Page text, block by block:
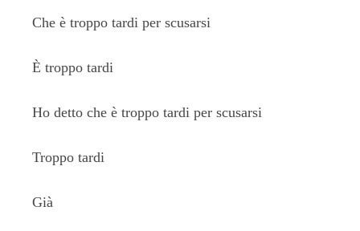
Che è troppo tardi per scusarsi
È troppo tardi
Ho detto che è troppo tardi per scusarsi
Troppo tardi
Già